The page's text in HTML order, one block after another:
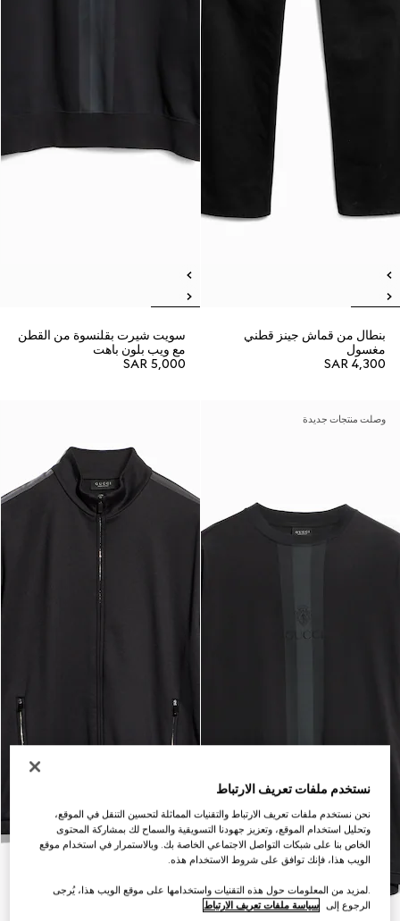
بنطال من قماش جينز قطني
مغسول
SAR 4,300
سويت شيرت بقلنسوة من القطن
مع ويب بلون باهت
SAR 5,000
وصلت منتجات جديدة
نستخدم ملفات تعريف الارتباط
نحن نستخدم ملفات تعريف الارتباط والتقنيات المماثلة لتحسين التنقل في الموقع،
وتحليل استخدام الموقع، وتعزيز جهودنا التسويقية والسماح لك بمشاركة المحتوى
الخاص بنا على شبكات التواصل الاجتماعي الخاصة بك. وبالاستمرار في استخدام موقع
الويب هذا، فإنك توافق على شروط الاستخدام هذه.
.لمزيد من المعلومات حول هذه التقنيات واستخدامها على موقع الويب هذا، يُرجى
الرجوع إلى سياسة ملفات تعريف الارتباط